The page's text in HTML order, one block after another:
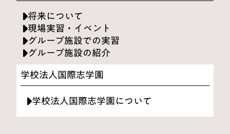
将来について
現場実習・イベント
グループ施設での実習
グループ施設の紹介
学校法人国際志学園
学校法人国際志学園について